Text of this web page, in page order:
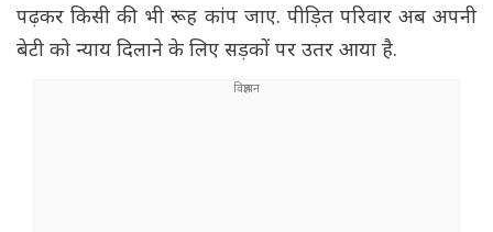
पढ़कर किसी की भी रूह कांप जाए. पीड़ित परिवार अब अपनी
बेटी को न्याय दिलाने के लिए सड़कों पर उतर आया है.